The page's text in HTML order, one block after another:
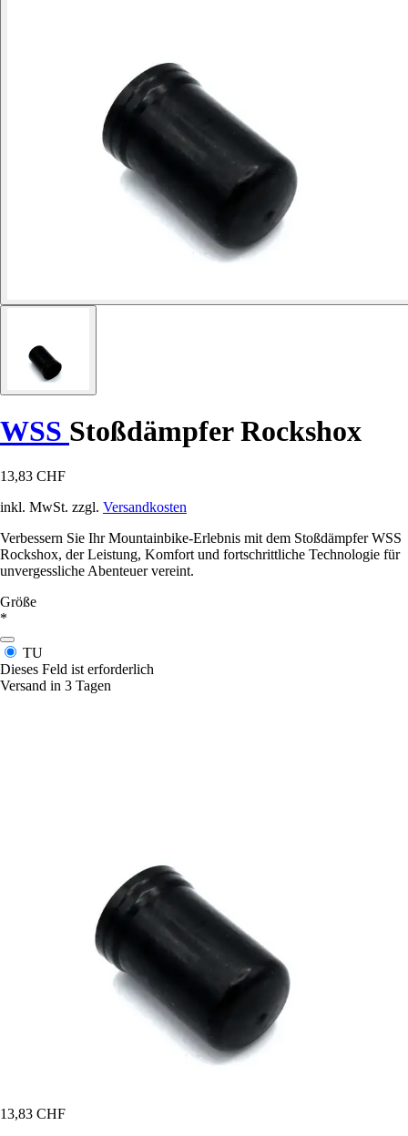
WSS Stoßdämpfer Rockshox
13,83 CHF
inkl. MwSt. zzgl. Versandkosten
Verbessern Sie Ihr Mountainbike-Erlebnis mit dem Stoßdämpfer WSS
Rockshox, der Leistung, Komfort und fortschrittliche Technologie für
unvergessliche Abenteuer vereint.
Größe
*
TU
Dieses Feld ist erforderlich
Versand in 3 Tagen
13,83 CHF